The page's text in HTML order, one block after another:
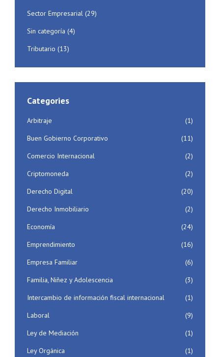
Sector Empresarial (29)
Sin categoría (4)
Tributario (13)
Categories
Arbitraje
(1)
Buen Gobierno Corporativo
(11)
Comercio Internacional
(2)
Criptomoneda
(2)
Derecho Digital
(20)
Derecho Inmobiliario
(2)
Economía
(24)
Emprendimiento
(16)
Empresa Familiar
(6)
Familia, Niñez y Adolescencia
(3)
Intercambio de información fiscal internacional
(1)
Laboral
(9)
Ley de Mediación
(1)
Ley Orgánica
(1)